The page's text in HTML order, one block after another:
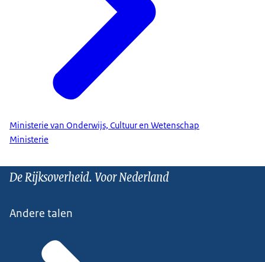
Ministerie van Onderwijs, Cultuur en Wetenschap
Ministerie
De Rijksoverheid. Voor Nederland
Andere talen